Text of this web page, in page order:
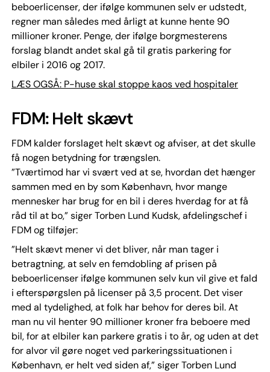
beboerlicenser, der ifølge kommunen selv er udstedt,
regner man således med årligt at kunne hente 90
millioner kroner. Penge, der ifølge borgmesterens
forslag blandt andet skal gå til gratis parkering for
elbiler i 2016 og 2017.
LÆS OGSÅ: P-huse skal stoppe kaos ved hospitaler
FDM: Helt skævt
FDM kalder forslaget helt skævt og afviser, at det skulle
få nogen betydning for trængslen.
”Tværtimod har vi svært ved at se, hvordan det hænger
sammen med en by som København, hvor mange
mennesker har brug for en bil i deres hverdag for at få
råd til at bo,” siger Torben Lund Kudsk, afdelingschef i
FDM og tilføjer:
”Helt skævt mener vi det bliver, når man tager i
betragtning, at selv en femdobling af prisen på
beboerlicenser ifølge kommunen selv kun vil give et fald
i efterspørgslen på licenser på 3,5 procent. Det viser
med al tydelighed, at folk har behov for deres bil. At
man nu vil henter 90 millioner kroner fra beboere med
bil, for at elbiler kan parkere gratis i to år, og uden at det
for alvor vil gøre noget ved parkeringssituationen i
København, er helt ved siden af,” siger Torben Lund